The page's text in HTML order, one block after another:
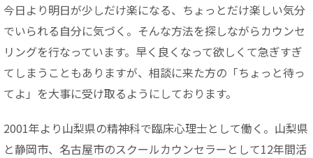
今日より明日が少しだけ楽になる、ちょっとだけ楽しい気分
でいられる自分に気づく。そんな方法を探しながらカウンセ
リングを行なっています。早く良くなって欲しくて急ぎすぎ
てしまうこともありますが、相談に来た方の「ちょっと待っ
てよ」を大事に受け取るようにしております。
2001年より山梨県の精神科で臨床心理士として働く。山梨県
と静岡市、名古屋市のスクールカウンセラーとして12年間活